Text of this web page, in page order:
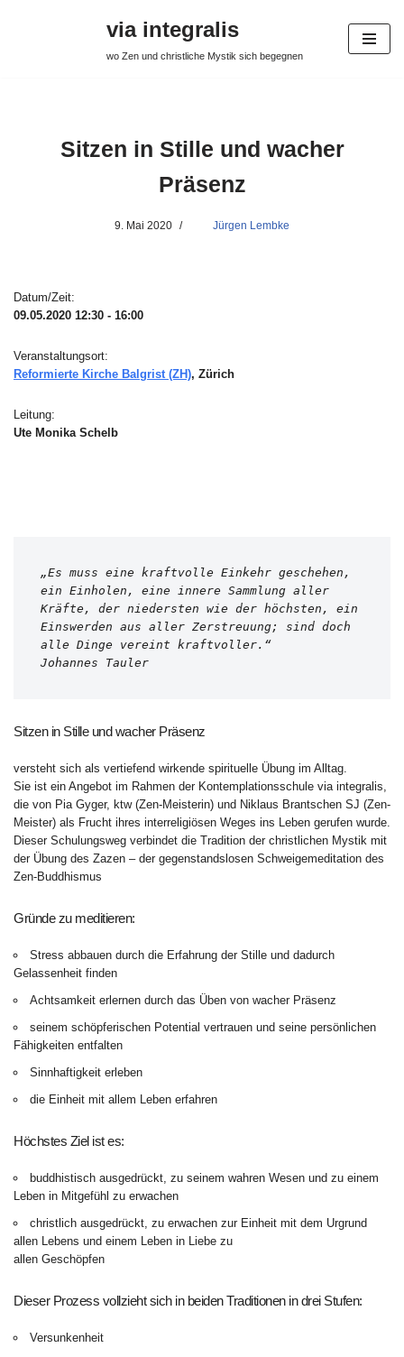
via integralis
wo Zen und christliche Mystik sich begegnen
Sitzen in Stille und wacher
Präsenz
9. Mai 2020 Jürgen Lembke
Datum/Zeit:
09.05.2020 12:30 - 16:00
Veranstaltungsort:
Reformierte Kirche Balgrist (ZH), Zürich
Leitung:
Ute Monika Schelb
„Es muss eine kraftvolle Einkehr geschehen,
ein Einholen, eine innere Sammlung aller
Kräfte, der niedersten wie der höchsten, ein
Einswerden aus aller Zerstreuung; sind doch
alle Dinge vereint kraftvoller.“
Johannes Tauler
Sitzen in Stille und wacher Präsenz
versteht sich als vertiefend wirkende spirituelle Übung im Alltag.
Sie ist ein Angebot im Rahmen der Kontemplationsschule via integralis,
die von Pia Gyger, ktw (Zen-Meisterin) und Niklaus Brantschen SJ (Zen-
Meister) als Frucht ihres interreligiösen Weges ins Leben gerufen wurde.
Dieser Schulungsweg verbindet die Tradition der christlichen Mystik mit
der Übung des Zazen – der gegenstandslosen Schweigemeditation des
Zen-Buddhismus
Gründe zu meditieren:
Stress abbauen durch die Erfahrung der Stille und dadurch
Gelassenheit finden
Achtsamkeit erlernen durch das Üben von wacher Präsenz
seinem schöpferischen Potential vertrauen und seine persönlichen
Fähigkeiten entfalten
Sinnhaftigkeit erleben
die Einheit mit allem Leben erfahren
Höchstes Ziel ist es:
buddhistisch ausgedrückt, zu seinem wahren Wesen und zu einem
Leben in Mitgefühl zu erwachen
christlich ausgedrückt, zu erwachen zur Einheit mit dem Urgrund
allen Lebens und einem Leben in Liebe zu
allen Geschöpfen
Dieser Prozess vollzieht sich in beiden Traditionen in drei Stufen:
Versunkenheit